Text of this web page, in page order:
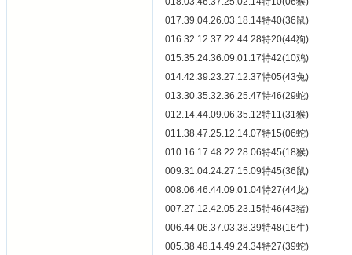
017.39.04.26.03.18.14特40(36鼠)
016.32.12.37.22.44.28特20(44狗)
015.35.24.36.09.01.17特42(10鸡)
014.42.39.23.27.12.37特05(43兔)
013.30.35.32.36.25.47特46(29蛇)
012.14.44.09.06.35.12特11(31猴)
011.38.47.25.12.14.07特15(06蛇)
010.16.17.48.22.28.06特45(18猴)
009.31.04.24.27.15.09特45(36鼠)
008.06.46.44.09.01.04特27(44龙)
007.27.12.42.05.23.15特46(43猪)
006.44.06.37.03.38.39特48(16牛)
005.38.48.14.49.24.34特27(39蛇)